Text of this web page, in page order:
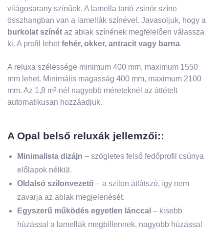
világosarany színűek. A lamella tartó zsinór színe
összhangban van a lamellák színével. Javasoljuk, hogy a
burkolat színét az ablak színének megfelelően válassza
ki. A profil lehetfehér, okker, antracit vagy barna.
A reluxa szélessége minimum 400 mm, maximum 1550
mm lehet. Minimális magasság 400 mm, maximum 2100
mm. Az 1,8 m²-nél nagyobb méreteknél az áttételt
automatikusan hozzáadjuk.
A Opal belső reluxák jellemzői::
Minimalista dizájn – szögletes felső fedőprofil csúnya
előlapok nélkül.
Oldalsó szilonvezető – a szilon átlátszó, így nem
zavarja az ablak megjelenését.
Egyszerű működés egyetlen lánccal – kisebb
húzással a lamellák megbillennek, nagyobb húzással